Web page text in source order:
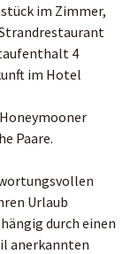
im Zimmer,
4
im Hotel
Paare.
Urlaub
durch einen
anerkannten